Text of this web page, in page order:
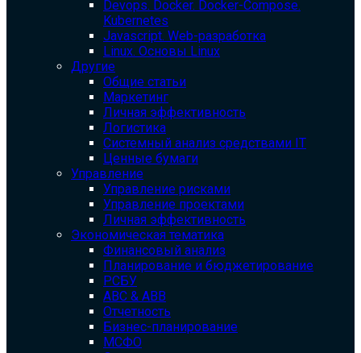
Devops. Docker. Docker-Compose.
Kubernetes
Javascript. Web-разработка
Linux. Основы Linux
Другие
Общие статьи
Маркетинг
Личная эффективность
Логистика
Системный анализ средствами IT
Ценные бумаги
Управление
Управление рисками
Управление проектами
Личная эффективность
Экономическая тематика
Финансовый анализ
Планирование и бюджетирование
РСБУ
ABC & ABB
Отчетность
Бизнес-планирование
МСФО